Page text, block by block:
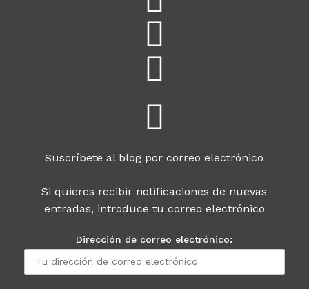
Suscríbete al blog por correo electrónico
Si quieres recibir notificaciones de nuevas
entradas, introduce tu correo electrónico
Dirección de correo electrónico: